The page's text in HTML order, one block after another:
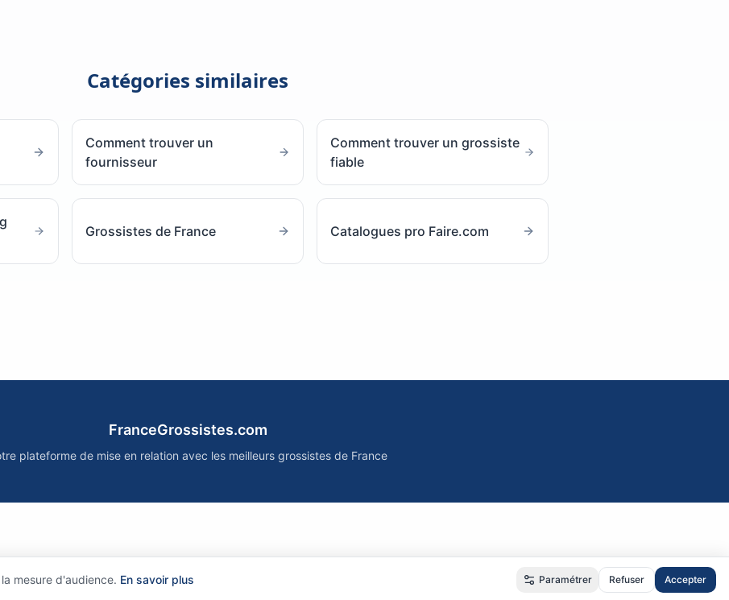
mesure d'audience. En savoir plus Paramétrer Refuser Accepter
Catégories similaires
Comment trouver un
fournisseur
Comment trouver un grossiste
fiable
Grossistes de France Catalogues pro Faire.com
FranceGrossistes.com
plateforme de mise en relation avec les meilleurs grossistes de France